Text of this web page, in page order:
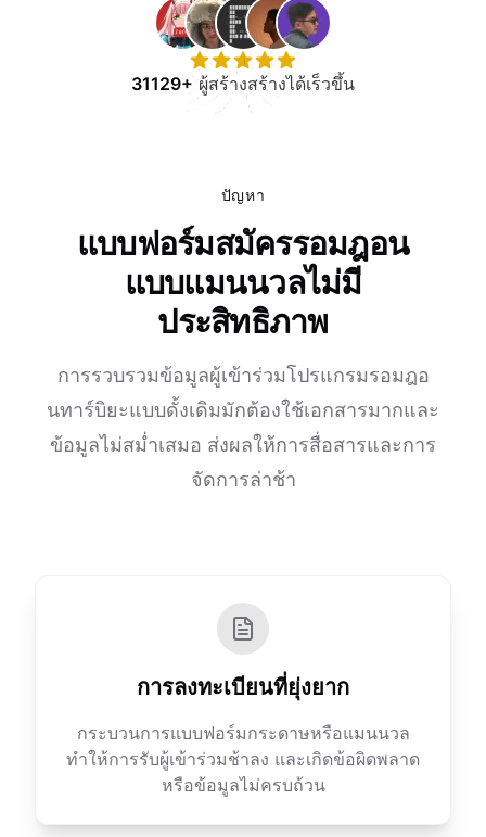
31129+ ผู้สร้างสร้างได้เร็วขึ้น
ปัญหา
แบบฟอร์มสมัครรอมฎอน
แบบแมนนวลไม่มี
ประสิทธิภาพ
การรวบรวมข้อมูลผู้เข้าร่วมโปรแกรมรอมฎอ
นทาร์บิยะแบบดั้งเดิมมักต้องใช้เอกสารมากและ
ข้อมูลไม่สม่ำเสมอ ส่งผลให้การสื่อสารและการ
จัดการล่าช้า
การลงทะเบียนที่ยุ่งยาก
กระบวนการแบบฟอร์มกระดาษหรือแมนนวล
ทำให้การรับผู้เข้าร่วมช้าลง และเกิดข้อผิดพลาด
หรือข้อมูลไม่ครบถ้วน